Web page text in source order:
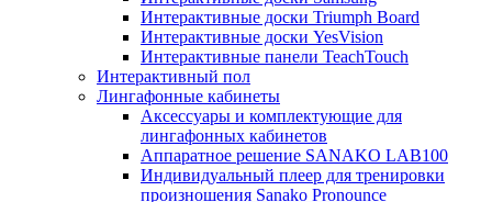
Интерактивные доски Triumph Board
Интерактивные доски YesVision
Интерактивные панели TeachTouch
Интерактивный пол
Лингафонные кабинеты
Аксессуары и комплектующие для
лингафонных кабинетов
Аппаратное решение SANAKO LAB100
Индивидуальный плеер для тренировки
произношения Sanako Pronounce